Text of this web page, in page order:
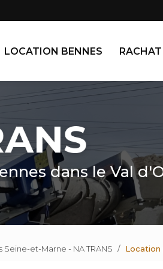
LOCATION BENNES
dans le Val
et-Marne - NA TRANS
Location